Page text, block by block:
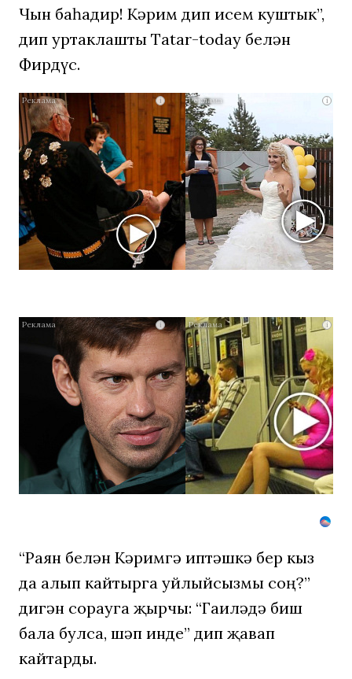
Чын баһадир! Кәрим дип исем куштык”,
дип уртаклашты Tatar-today белән
Фирдүс.
i
несколько
секунд,
а
смеяться
вы
будете
долго
i
i
Смолов
призвал
покинуть
страну
i
“Раян белән Кәримгә иптәшкә бер кыз
да алып кайтырга уйлыйсызмы соң?”
дигән сорауга җырчы: “Гаиләдә биш
бала булса, шәп инде” дип җавап
кайтарды.